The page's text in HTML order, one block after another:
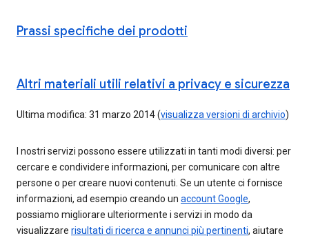
Prassi specifiche dei prodotti
Altri materiali utili relativi a privacy e sicurezza
Ultima modifica: 31 marzo 2014 (visualizza versioni di archivio)
I nostri servizi possono essere utilizzati in tanti modi diversi: per
cercare e condividere informazioni, per comunicare con altre
persone o per creare nuovi contenuti. Se un utente ci fornisce
informazioni, ad esempio creando un account Google,
possiamo migliorare ulteriormente i servizi in modo da
visualizzare risultati di ricerca e annunci più pertinenti, aiutare